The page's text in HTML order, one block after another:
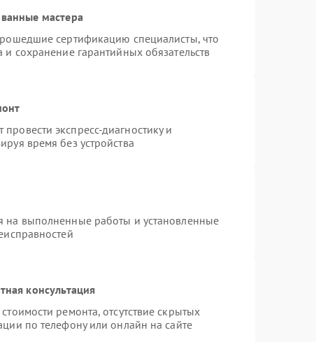
мастера
сертификацию специалисты, что
сохранение гарантийных обязательств
экспресс-диагностику и
время без устройства
на выполненные работы и установленные
консультация
ремонта, отсутствие скрытых
по телефону или онлайн на сайте